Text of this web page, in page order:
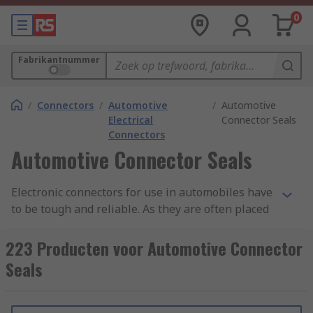
0
Fabrikantnummer
/ Connectors / Automotive
Electrical
Connectors
/ Automotive
Connector Seals
Automotive Connector Seals
Electronic connectors for use in automobiles have
to be tough and reliable. As they are often placed
elements, they are typically very well sealed
against dust ingress and moisture, and usually
have a good degree of heat resistance. Also, due
vehicle, the connectors will often have secure
223 Producten voor Automotive Connector
Seals